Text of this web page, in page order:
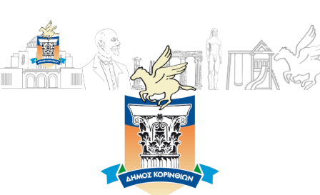
ΔΗΜΟΣ
ΚΟΡΙΝΘΙΩΝ